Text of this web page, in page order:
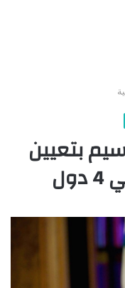
بتعيين